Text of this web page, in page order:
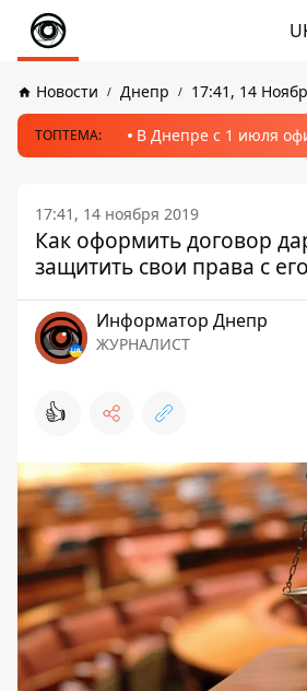
Новости Днепр 17:41, 14
ТОПТЕМА: В Днепре с 1 июля
17:41, 14 ноября 2019
Как оформить договор
защитить свои права с
Информатор Днепр
ЖУРНАЛИСТ
👍